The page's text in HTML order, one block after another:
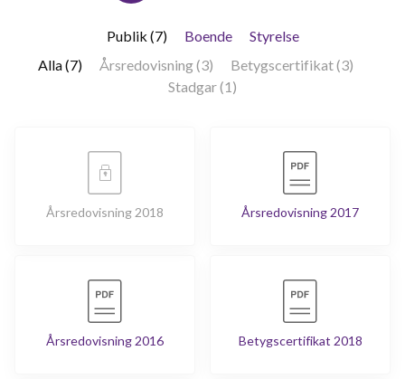
Publik (7) Boende
Styrelse
Alla (7)
Årsredovisning (3)
Betygscertifikat (3)
Stadgar (1)
Årsredovisning 2018 Årsredovisning 2017
Årsredovisning 2016 Betygscertifikat 2018